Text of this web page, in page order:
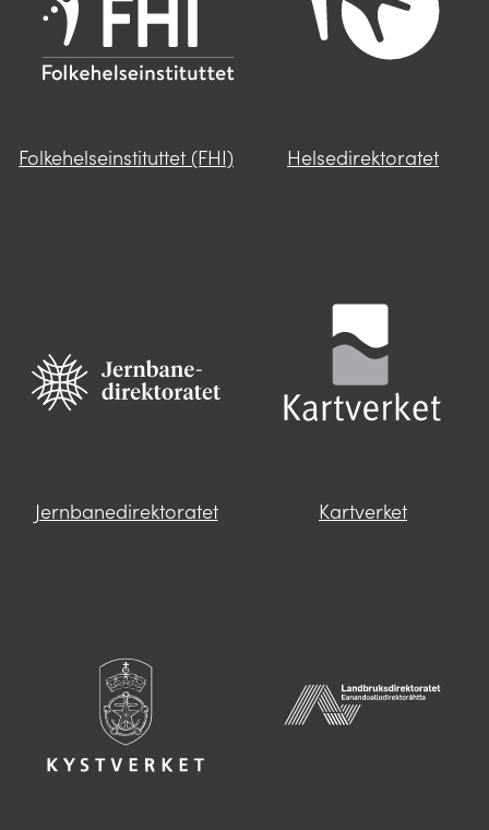
Folkehelseinstituttet (FHI) Helsedirektoratet
Jernbanedirektoratet Kartverket